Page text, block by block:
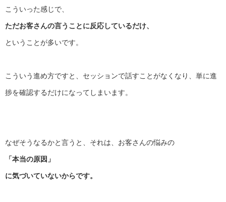
こういった感じで、
ただお客さんの言うことに反応しているだけ、
ということが多いです。
こういう進め方ですと、セッションで話すことがなくなり、 単に進
捗を確認するだけになってしまいます。
なぜそうなるかと言うと、それは、お客さんの悩みの
「本当の原因」
に気づいていないからです。